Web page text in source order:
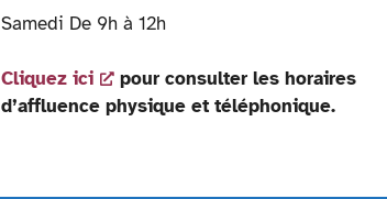
Samedi De 9h à 12h
Cliquez ici
pour consulter les horaires
d’affluence physique et téléphonique.